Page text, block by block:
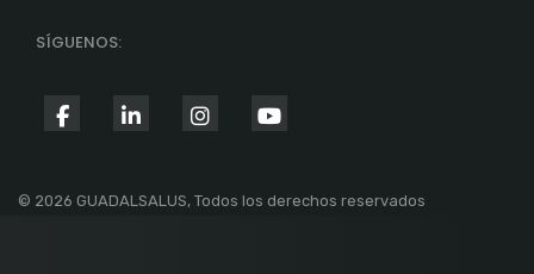
SÍGUENOS:
fab
facebook-
fab
linkedin-
fab
instagram
fab
youtube
© 2026 GUADALSALUS, Todos los derechos reservados